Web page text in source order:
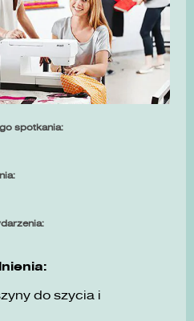
spotkania:
do szycia i